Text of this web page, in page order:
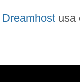
Dreamhost usa